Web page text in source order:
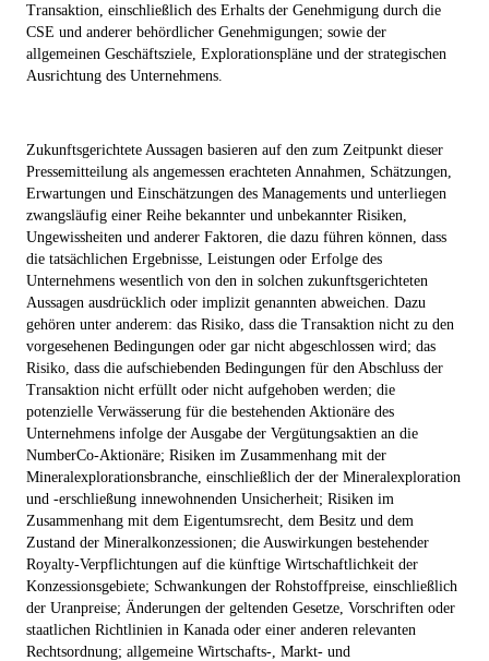
Transaktion, einschließlich des Erhalts der Genehmigung durch die
CSE und anderer behördlicher Genehmigungen; sowie der
allgemeinen Geschäftsziele, Explorationspläne und der strategischen
Ausrichtung des Unternehmens.
Zukunftsgerichtete Aussagen basieren auf den zum Zeitpunkt dieser
Pressemitteilung als angemessen erachteten Annahmen, Schätzungen,
Erwartungen und Einschätzungen des Managements und unterliegen
zwangsläufig einer Reihe bekannter und unbekannter Risiken,
Ungewissheiten und anderer Faktoren, die dazu führen können, dass
die tatsächlichen Ergebnisse, Leistungen oder Erfolge des
Unternehmens wesentlich von den in solchen zukunftsgerichteten
Aussagen ausdrücklich oder implizit genannten abweichen. Dazu
gehören unter anderem: das Risiko, dass die Transaktion nicht zu den
vorgesehenen Bedingungen oder gar nicht abgeschlossen wird; das
Risiko, dass die aufschiebenden Bedingungen für den Abschluss der
Transaktion nicht erfüllt oder nicht aufgehoben werden; die
potenzielle Verwässerung für die bestehenden Aktionäre des
Unternehmens infolge der Ausgabe der Vergütungsaktien an die
NumberCo-Aktionäre; Risiken im Zusammenhang mit der
Mineralexplorationsbranche, einschließlich der der Mineralexploration
und -erschließung innewohnenden Unsicherheit; Risiken im
Zusammenhang mit dem Eigentumsrecht, dem Besitz und dem
Zustand der Mineralkonzessionen; die Auswirkungen bestehender
Royalty-Verpflichtungen auf die künftige Wirtschaftlichkeit der
Konzessionsgebiete; Schwankungen der Rohstoffpreise, einschließlich
der Uranpreise; Änderungen der geltenden Gesetze, Vorschriften oder
staatlichen Richtlinien in Kanada oder einer anderen relevanten
Rechtsordnung; allgemeine Wirtschafts-, Markt- und